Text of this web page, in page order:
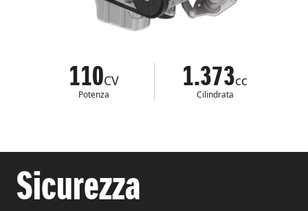
110CV
Potenza
1.373cc
Cilindrata
Sicurezza